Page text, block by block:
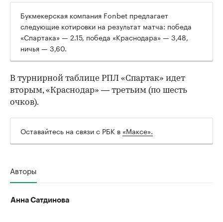
00:00 / 00:00
Букмекерская компания Fonbet предлагает
следующие котировки на результат матча: победа
«Спартака» — 2.15, победа «Краснодара» — 3,48,
ничья — 3,60.
В турнирной таблице РПЛ «Спартак» идет
вторым, «Краснодар» — третьим (по шесть
очков).
Оставайтесь на связи с РБК в «Максе».
Авторы
Анна Сатдинова